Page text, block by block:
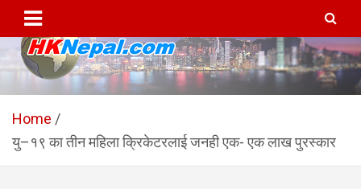
content
HKNepal.com – हङकङबाट
सञ्चालित पहिलो नेपाली अनलाईन
पत्रिका
hknepal, hknepal.com, hk nepal, hk nepal com
Home
यु–१९ का तीन महिला क्रिकेटरलाई जनही एक- एक लाख पुरस्कार